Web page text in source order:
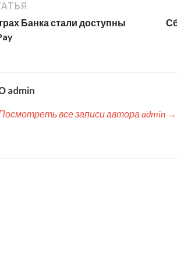
Банка стали доступны
admin
все записи автора admin →